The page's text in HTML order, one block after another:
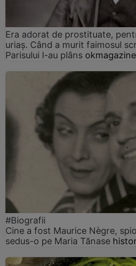
Era adorat de prostituate,
uriaș. Când a murit faimosul
Parisului l-au plâns
#Biografii
Cine a fost Maurice Nègre,
sedus-o pe Maria Tănase